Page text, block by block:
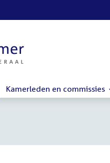
Kamerleden en commissies